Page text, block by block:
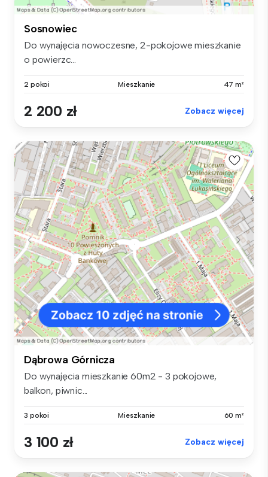
Sosnowiec
Do wynajęcia nowoczesne, 2-pokojowe mieszkanie
o powierzc...
2 pokoi Mieszkanie 47 m²
2 200 zł Zobacz więcej
Dąbrowa Górnicza
Do wynajęcia mieszkanie 60m2 - 3 pokojowe,
balkon, piwnic...
3 pokoi Mieszkanie 60 m²
3 100 zł Zobacz więcej